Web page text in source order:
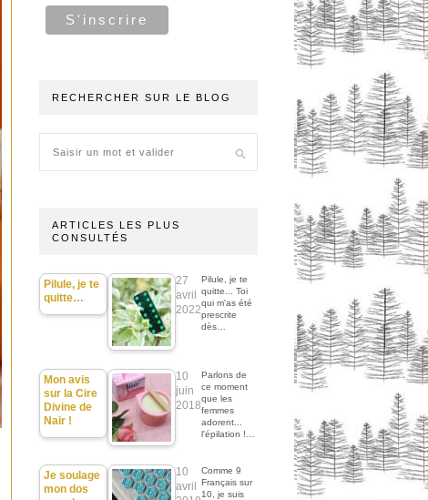
RECHERCHER SUR LE BLOG
ARTICLES LES PLUS
CONSULTÉS
Pilule, je te
quitte…
27
avril
2022
Pilule, je te
quitte... Toi
qui m'as été
prescrite
dès…
Mon avis
sur la Cire
Divine de
Nair !
10
juin
2018
Parlons de
ce moment
que les
femmes
adorent...
l'épilation !…
Je soulage
mon dos
10
avril
Comme 9
Français sur
10, je suis